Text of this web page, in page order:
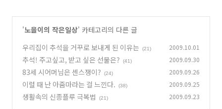
'노을이의 작은일상' 카테고리의 다른 글
우리집이 추석을 거꾸로 보내게 된 이유는
(21) 2009.10.01
추석! 주고싶고, 받고 싶은 선물은? (41) 2009.09.30
83세 시어머님은 센스쟁이? (24) 2009.09.26
이럴 때 난 아줌마라는 걸 느낀다. (38) 2009.09.25
생활속의 신종플루 극복법 (21) 2009.09.23